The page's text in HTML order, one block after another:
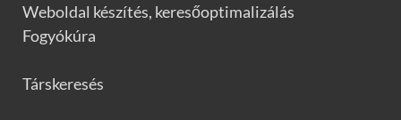
Weboldal készítés, keresőoptimalizálás
Fogyókúra
Társkeresés